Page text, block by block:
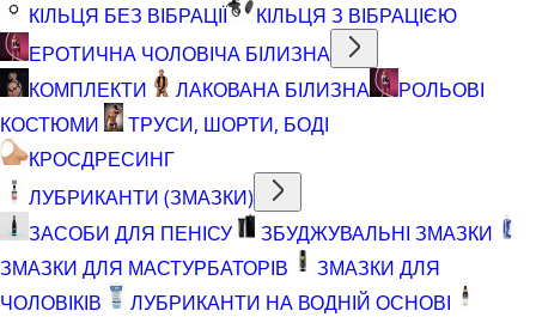
КІЛЬЦЯ БЕЗ ВІБРАЦІЇ
КІЛЬЦЯ З ВІБРАЦІЄЮ
ЕРОТИЧНА ЧОЛОВІЧА БІЛИЗНА
КОМПЛЕКТИ
ЛАКОВАНА БІЛИЗНА
РОЛЬОВІ
КОСТЮМИ
ТРУСИ, ШОРТИ, БОДІ
КРОСДРЕСИНГ
ЛУБРИКАНТИ (ЗМАЗКИ)
ЗАСОБИ ДЛЯ ПЕНІСУ
ЗБУДЖУВАЛЬНІ ЗМАЗКИ
ЗМАЗКИ ДЛЯ МАСТУРБАТОРІВ
ЗМАЗКИ ДЛЯ
ЧОЛОВІКІВ
ЛУБРИКАНТИ НА ВОДНІЙ ОСНОВІ